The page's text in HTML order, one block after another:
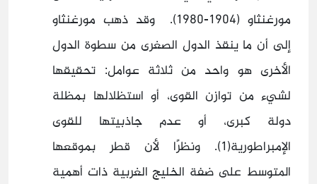
مورغنثاو (1904-1980). وقد ذهب مورغنثاو
إلى أن ما ينقذ الدول الصغرى من سطوة الدول
الأخرى هو واحد من ثلاثة عوامل: تحقيقها
لشيء من توازن القوى، أو استظلالها بمظلة
دولة كبرى، أو عدم جاذبيتها للقوى
الإمبراطورية(1). ونظرًا لأن قطر بموقعها
المتوسط على ضفة الخليج الغربية ذات أهمية